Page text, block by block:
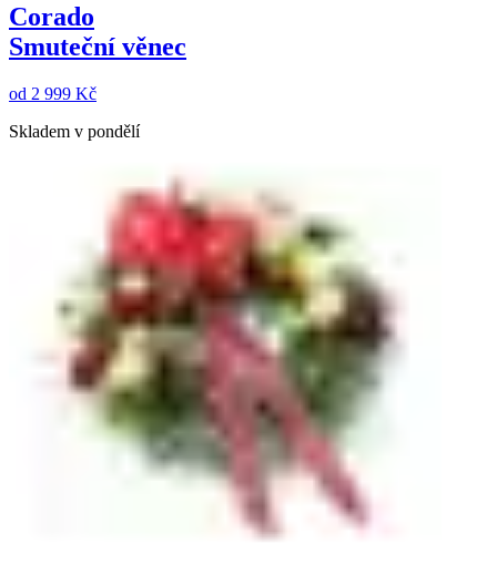
Corado
Smuteční věnec
od 2 999 Kč
Skladem v pondělí